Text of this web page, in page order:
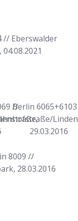
// Eberswalder
//
Berlin
29.03.2016
8009 //
28.03.2016